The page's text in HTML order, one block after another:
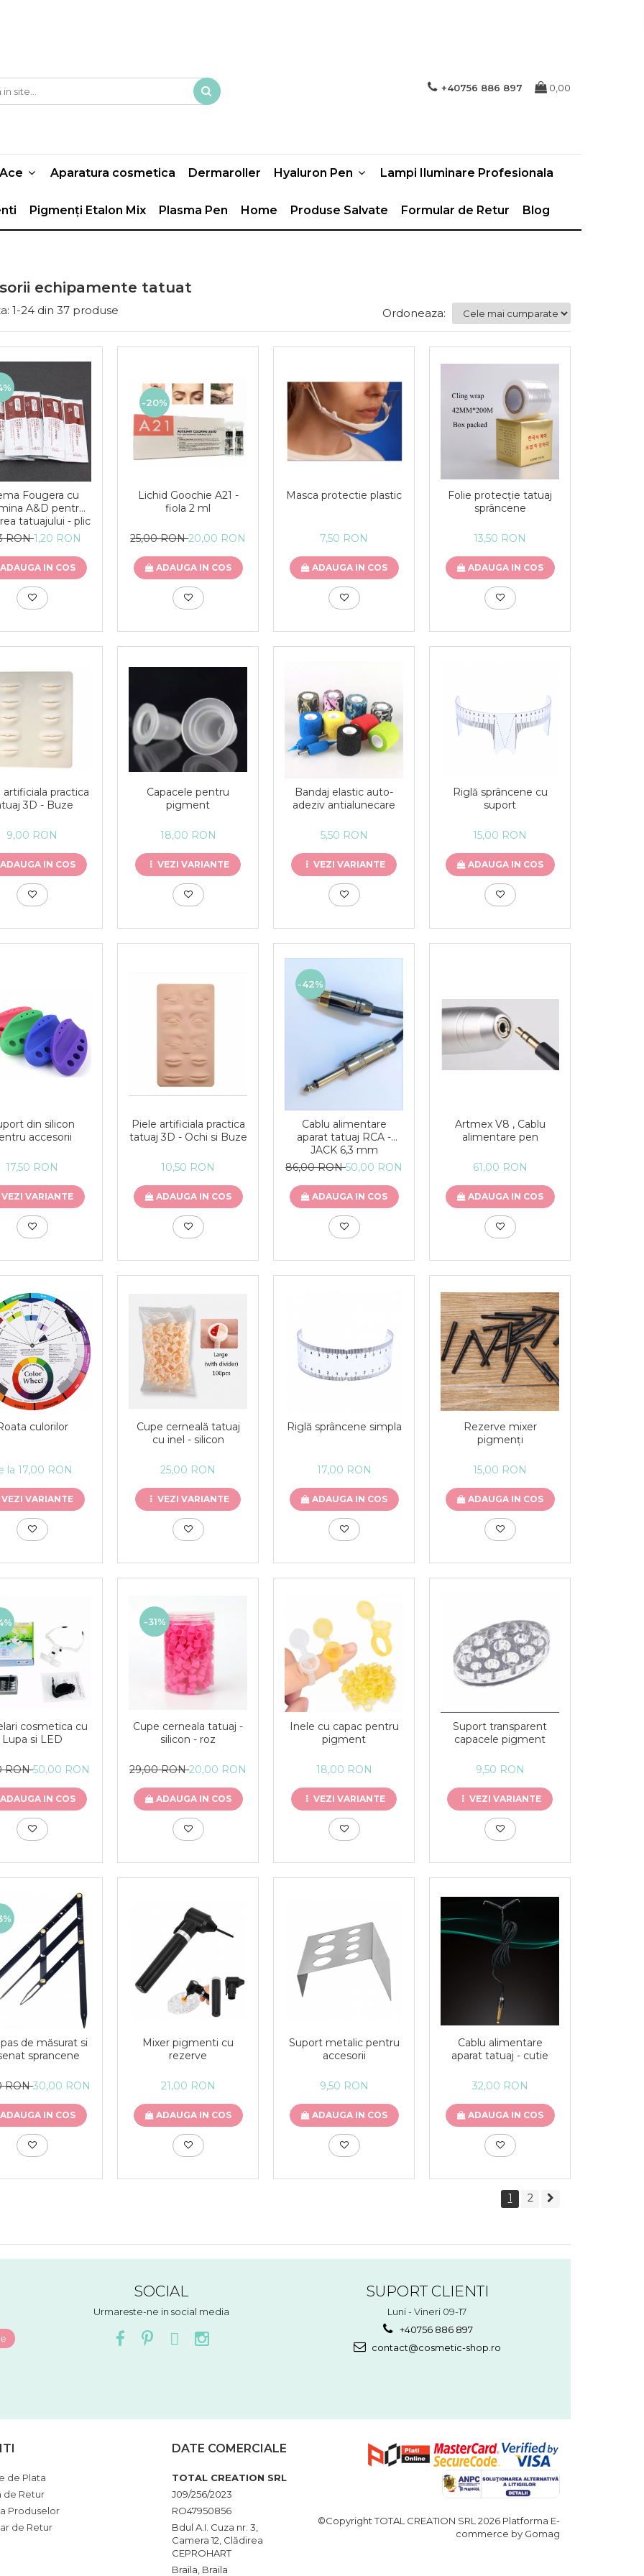
+40756 886 897 0,00
Ace Aparatura cosmetica Dermaroller Hyaluron Pen Lampi Iluminare Profesionala
Pigmenți Etalon Mix Plasma Pen Home Produse Salvate Formular de Retur Blog
echipamente tatuat
1-24din 37 produse Ordoneaza:
Fougera cu
A&D pentru
tatuajului - plic
RON1,20 RON
ADAUGA IN COS
-20%
Lichid Goochie A21 -
fiola 2 ml
25,00 RON20,00 RON
ADAUGA IN COS
Masca protectie plastic
7,50 RON
ADAUGA IN COS
Folie protecție tatuaj
sprâncene
13,50 RON
ADAUGA IN COS
artificiala practica
3D - Buze
9,00 RON
ADAUGA IN COS
Capacele pentru
pigment
18,00 RON
VEZI VARIANTE
Bandaj elastic auto-
adeziv antialunecare
5,50 RON
VEZI VARIANTE
Riglă sprâncene cu
suport
15,00 RON
ADAUGA IN COS
din silicon
accesorii
17,50 RON
VEZI VARIANTE
Piele artificiala practica
tatuaj 3D - Ochi si Buze
10,50 RON
ADAUGA IN COS
-42%
Cablu alimentare
aparat tatuaj RCA -
JACK 6,3 mm
86,00 RON50,00 RON
ADAUGA IN COS
Artmex V8 , Cablu
alimentare pen
61,00 RON
ADAUGA IN COS
culorilor
la 17,00 RON
VEZI VARIANTE
Cupe cerneală tatuaj
cu inel - silicon
25,00 RON
VEZI VARIANTE
Riglă sprâncene simpla
17,00 RON
ADAUGA IN COS
Rezerve mixer
pigmenți
15,00 RON
ADAUGA IN COS
cosmetica cu
Lupa si LED
RON50,00 RON
ADAUGA IN COS
-31%
Cupe cerneala tatuaj -
silicon - roz
29,00 RON20,00 RON
ADAUGA IN COS
Inele cu capac pentru
pigment
18,00 RON
VEZI VARIANTE
Suport transparent
capacele pigment
9,50 RON
VEZI VARIANTE
de măsurat si
sprancene
RON30,00 RON
ADAUGA IN COS
Mixer pigmenti cu
rezerve
21,00 RON
ADAUGA IN COS
Suport metalic pentru
accesorii
9,50 RON
ADAUGA IN COS
Cablu alimentare
aparat tatuaj - cutie
32,00 RON
ADAUGA IN COS
1 2
SOCIAL
Urmareste-ne in social media
SUPORT CLIENTI
Luni - Vineri 09-17
+40756 886 897
contact@cosmetic-shop.ro
de Plata
de Retur
Produselor
de Retur
DATE COMERCIALE
TOTAL CREATION SRL
J09/256/2023
RO47950856
Bdul A.I. Cuza nr. 3,
Camera 12, Clădirea
CEPROHART
Braila, Braila
©Copyright TOTAL CREATION SRL 2026 Platforma E-
commerce by Gomag